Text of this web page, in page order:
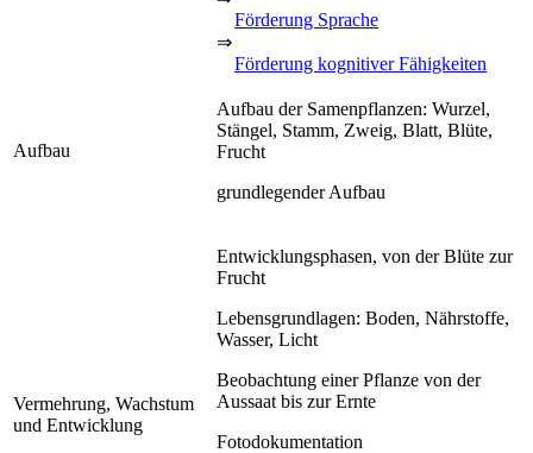
Förderung Sprache
⇒
Förderung kognitiver Fähigkeiten
Aufbau
Aufbau der Samenpflanzen: Wurzel,
Stängel, Stamm, Zweig, Blatt, Blüte,
Frucht
grundlegender Aufbau
Vermehrung, Wachstum
und Entwicklung
Entwicklungsphasen, von der Blüte zur
Frucht
Lebensgrundlagen: Boden, Nährstoffe,
Wasser, Licht
Beobachtung einer Pflanze von der
Aussaat bis zur Ernte
Fotodokumentation